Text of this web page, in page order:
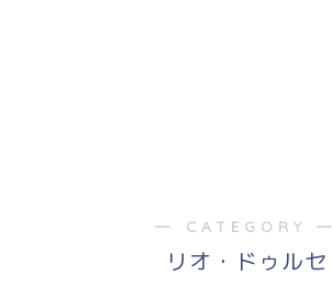
― CATEGORY ―
リオ・ドゥルセ